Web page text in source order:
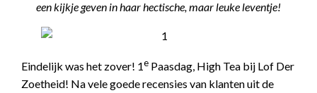
een kijkje geven in haar hectische, maar leuke leventje!
Eindelijk was het zover! 1e Paasdag, High Tea bij Lof Der
Zoetheid! Na vele goede recensies van klanten uit de